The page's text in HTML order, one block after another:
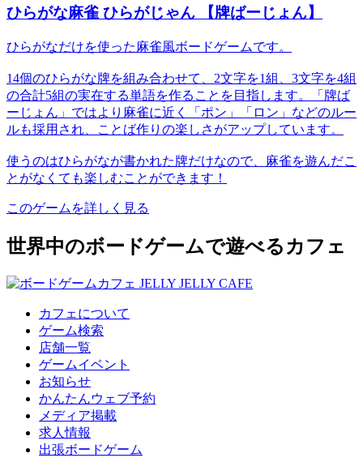
ひらがな麻雀 ひらがじゃん 【牌ばーじょん】
ひらがなだけを使った麻雀風ボードゲームです。
14個のひらがな牌を組み合わせて、2文字を1組、3文字を4組
の合計5組の実在する単語を作ることを目指します。「牌ば
ーじょん」ではより麻雀に近く「ポン」「ロン」などのルー
ルも採用され、ことば作りの楽しさがアップしています。
使うのはひらがなが書かれた牌だけなので、麻雀を遊んだこ
とがなくても楽しむことができます！
このゲームを詳しく見る
世界中のボードゲームで遊べるカフェ
カフェについて
ゲーム検索
店舗一覧
ゲームイベント
お知らせ
かんたんウェブ予約
メディア掲載
求人情報
出張ボードゲーム